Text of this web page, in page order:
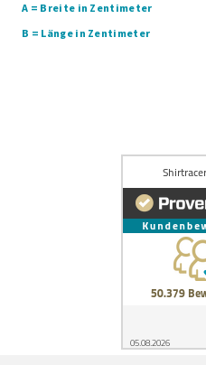
A = Breite in Zentimeter
B = Länge in Zentimeter